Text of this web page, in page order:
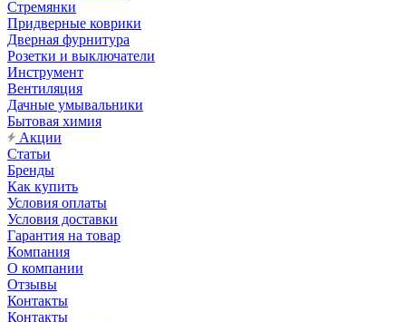
Стремянки
Придверные коврики
Дверная фурнитура
Розетки и выключатели
Инструмент
Вентиляция
Дачные умывальники
Бытовая химия
Акции
Статьи
Бренды
Как купить
Условия оплаты
Условия доставки
Гарантия на товар
Компания
О компании
Отзывы
Контакты
Контакты